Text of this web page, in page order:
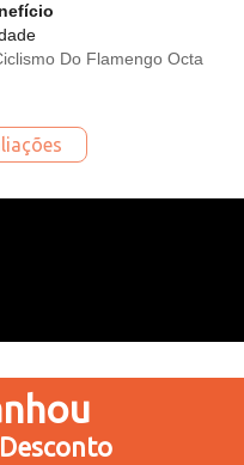
Do Flamengo Octa